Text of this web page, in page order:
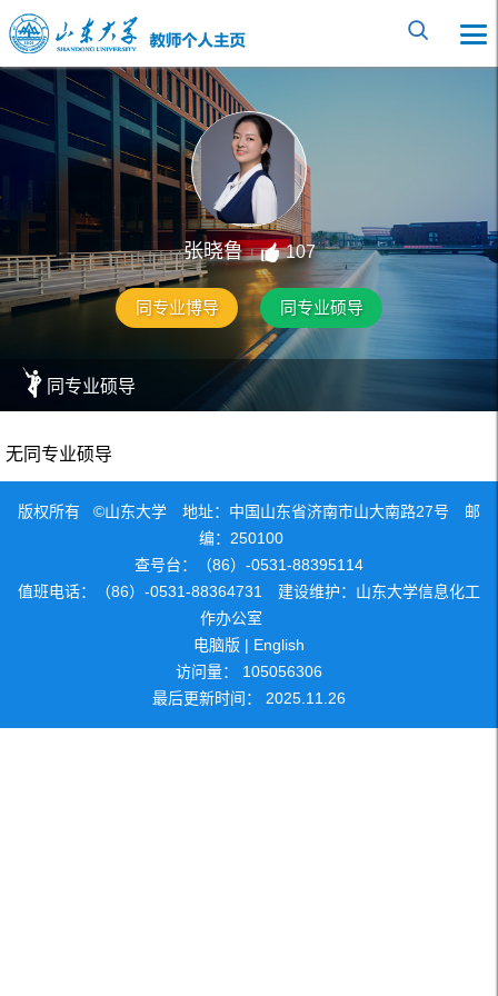
张晓鲁 107
同专业博导 同专业硕导
同专业硕导
无同专业硕导
版权所有 ©山东大学 地址：中国山东省济南市山大南路27号 邮
编：250100
查号台：（86）-0531-88395114
值班电话：（86）-0531-88364731 建设维护：山东大学信息化工
作办公室
电脑版 | English
访问量： 105056306
最后更新时间： 2025 11 26